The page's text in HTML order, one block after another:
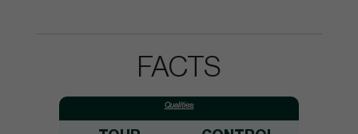
FACTS
Qualities: